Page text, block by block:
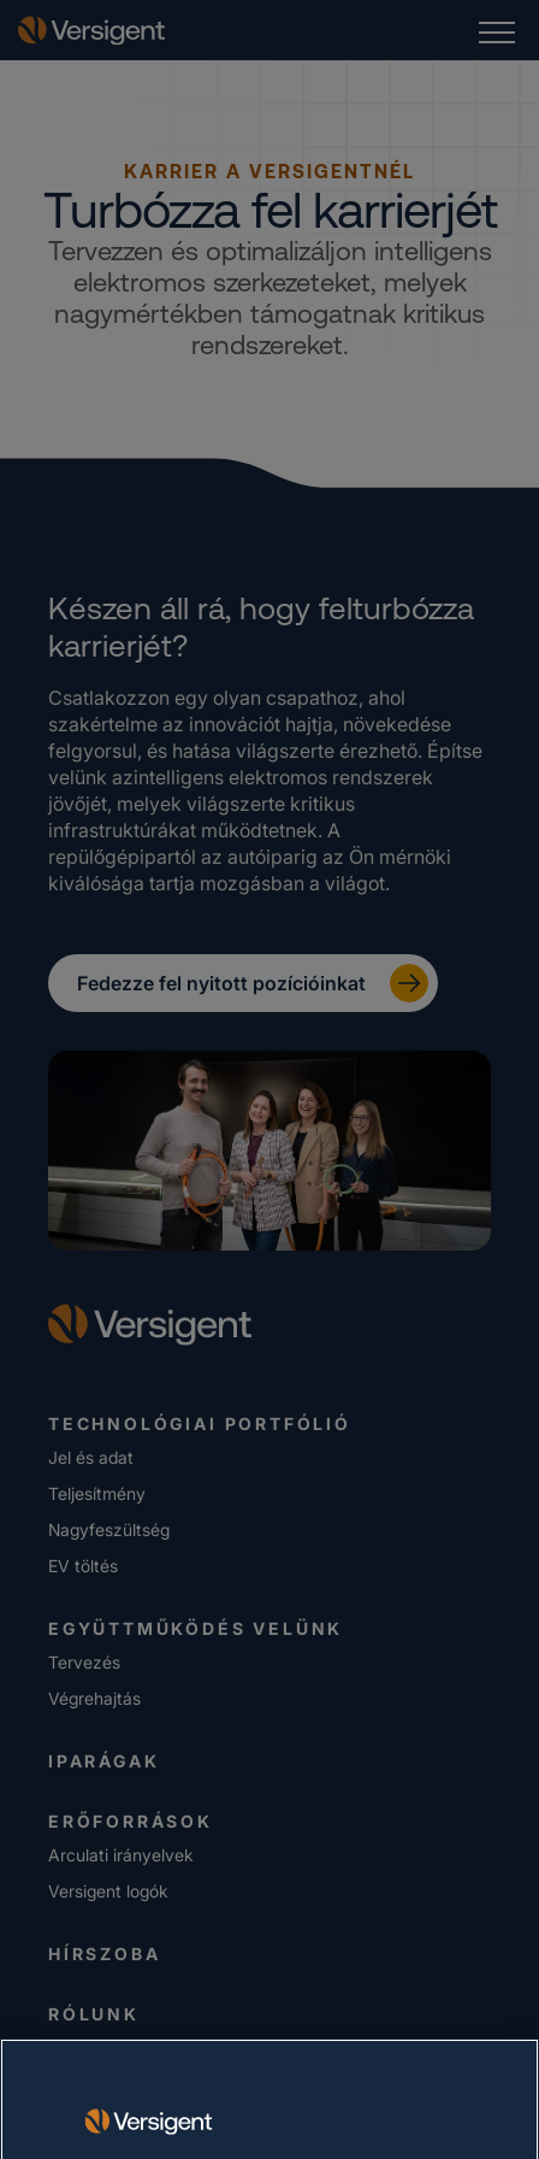
KARRIER A VERSIGENTNÉL
Turbózza fel karrierjét
Tervezzen és optimalizáljon intelligens
elektromos szerkezeteket, melyek
nagymértékben támogatnak kritikus
rendszereket.
Készen áll rá, hogy felturbózza
karrierjét?
Csatlakozzon egy olyan csapathoz, ahol
szakértelme az innovációt hajtja, növekedése
felgyorsul, és hatása világszerte érezhető. Építse
velünk azintelligens elektromos rendszerek
jövőjét, melyek világszerte kritikus
infrastruktúrákat működtetnek. A
repülőgépipartól az autóiparig az Ön mérnöki
kiválósága tartja mozgásban a világot.
Fedezze fel nyitott pozícióinkat
TECHNOLÓGIAI PORTFÓLIÓ
Jel és adat
Teljesítmény
Nagyfeszültség
EV töltés
EGYÜTTMŰKÖDÉS VELÜNK
Tervezés
Végrehajtás
IPARÁGAK
ERŐFORRÁSOK
Arculati irányelvek
Versigent logók
HÍRSZOBA
RÓLUNK
Senior Vezetőség
Beszállítók